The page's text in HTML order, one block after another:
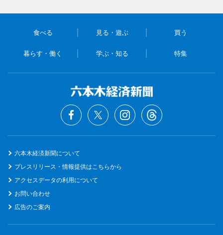
食べる 見る・遊ぶ 買う
暮らす・働く 学ぶ・知る 特集
六本木経済新聞について
プレスリリース・情報提供はこちらから
アクセスデータの利用について
お問い合わせ
広告のご案内